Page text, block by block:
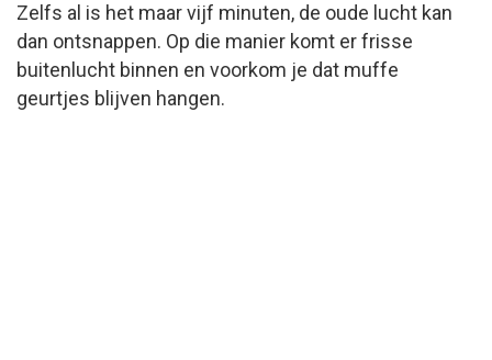
Zelfs al is het maar vijf minuten, de oude lucht kan
dan ontsnappen. Op die manier komt er frisse
buitenlucht binnen en voorkom je dat muffe
geurtjes blijven hangen.